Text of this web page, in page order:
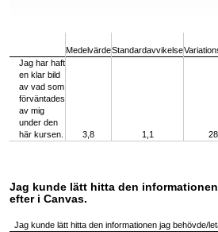
MedelvärdeStandardavvikelse
Jag har haft
en klar bild
av vad som
förväntades
av mig
under den
här kursen.
3,8 1,1
Jag kunde lätt hitta den
efter i Canvas.
Jag kunde lätt hitta den informationen jag behövde/